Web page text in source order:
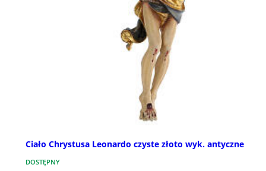
Ciało Chrystusa Leonardo czyste złoto wyk. antyczne
DOSTĘPNY